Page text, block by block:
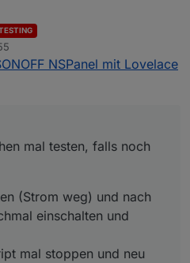
ausschalten (Strom weg) und
einer Minute nochmal einschalten
NSPanel mit Lovelace
mal testen, falls noch
(Strom weg) und nach
einschalten und
mal stoppen und neu